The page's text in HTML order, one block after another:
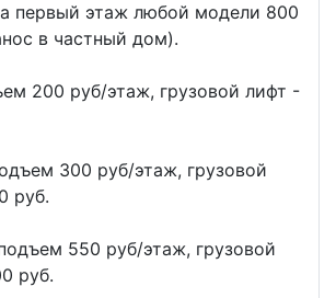
первый этаж любой модели 800
в частный дом).
200 руб/этаж, грузовой лифт -
300 руб/этаж, грузовой
руб.
550 руб/этаж, грузовой
руб.